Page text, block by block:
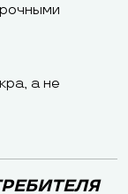
а не